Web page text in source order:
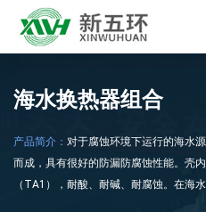
海水换热器组合
产品简介： 对于腐蚀环境下运行的海水
而成，具有很好的防漏防腐蚀性能。壳
（TA1），耐酸、耐碱、耐腐蚀。在海